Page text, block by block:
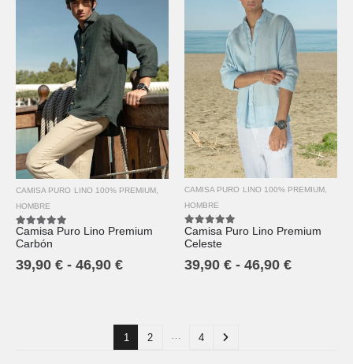
CAMISA PURO LINO 100% PREMIUM
HOMBRE
5.00out of 5
Camisa Puro Lino Premium
Carbón
39,90 € - 46,90 €
CAMISA PURO LINO 100% PREMIUM,
HOMBRE
5.00out of 5
Camisa Puro Lino Premium
Celeste
39,90 € - 46,90 €
1 2 4